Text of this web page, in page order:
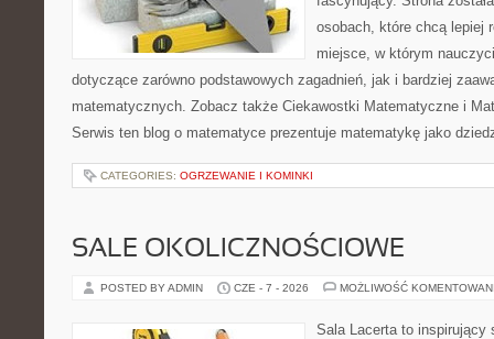
osobach, które chcą lepiej
miejsce, w którym
dotyczące zarówno podstawowych zagadnień, jak i bardziej
matematycznych. Zobacz także Ciekawostki Matematyczne i
Serwis ten blog o matematyce prezentuje matematykę jako
CATEGORIES: OGRZEWANIE I KOMINKI
SALE OKOLICZNOŚCIOWE
POSTED BY ADMIN CZE - 7 - 2026 MOŻLIWOŚĆ
Sala Lacerta to inspirujący